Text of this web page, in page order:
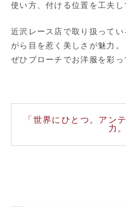
使い方、付ける位置を工夫し
近沢レース店で取り扱って
がら目を惹く美しさが魅力。
ぜひブローチでお洋服を彩っ
「世界にひとつ。アン
力